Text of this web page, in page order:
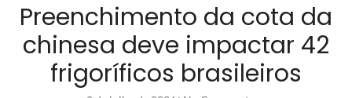
Preenchimento da cota da
chinesa deve impactar 42
frigoríficos brasileiros